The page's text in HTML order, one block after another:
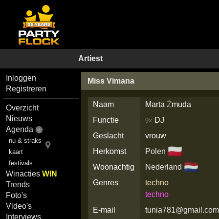
Artiest
Inloggen
Registreren
Overzicht
Nieuws
Agenda
nu & straks
kaart
festivals
WinactiesWIN
Trends
Foto's
Video's
Interviews
Miss Vimana
Naam
Marta Żmuda
Functie
9× DJ
Geslacht
vrouw
Herkomst
Polen 🇵🇱
Woonachtig Nederland 🇳🇱
Genres
techno
techno
E-mail
tunia781@gmail.com